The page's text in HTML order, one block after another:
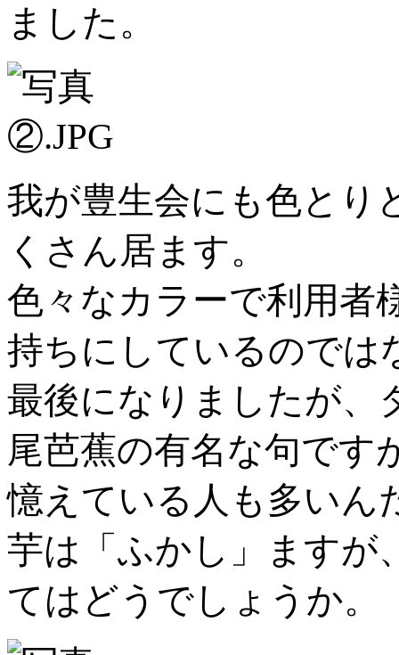
ました。
我が豊生会にも色とり
くさん居ます。
色々なカラーで利用者
持ちにしているのでは
最後になりましたが、
尾芭蕉の有名な句です
憶えている人も多い
芋は「ふかし」ますが
てはどうでしょうか。